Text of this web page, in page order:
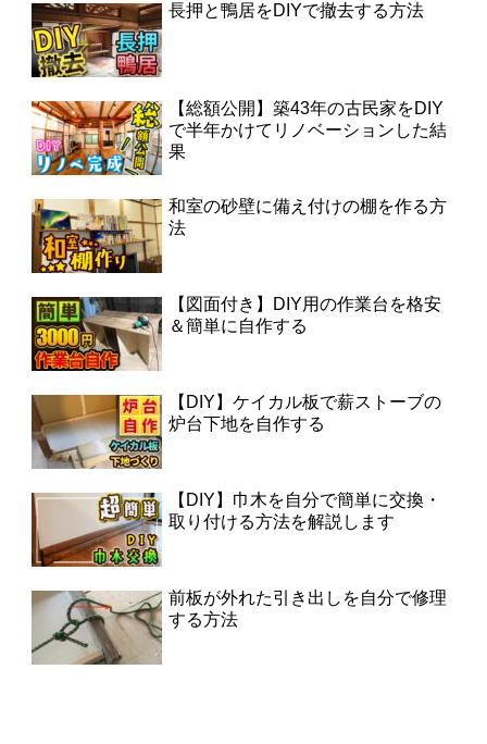
長押と鴨居をDIYで撤去する方法
【総額公開】築43年の古民家をDIY
で半年かけてリノベーションした結
果
和室の砂壁に備え付けの棚を作る方
法
【図面付き】DIY用の作業台を格安
＆簡単に自作する
【DIY】ケイカル板で薪ストーブの
炉台下地を自作する
【DIY】巾木を自分で簡単に交換・
取り付ける方法を解説します
前板が外れた引き出しを自分で修理
する方法